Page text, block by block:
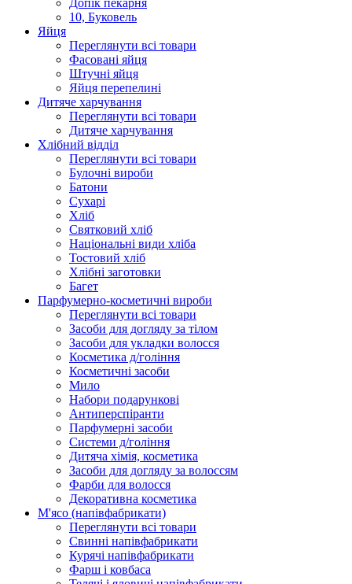
Допік пекарня
10, Буковель
Яйця
Переглянути всі товари
Фасовані яйця
Штучні яйця
Яйця перепелині
Дитяче харчування
Переглянути всі товари
Дитяче харчування
Хлібний відділ
Переглянути всі товари
Булочні вироби
Батони
Сухарі
Хліб
Святковий хліб
Національні види хліба
Тостовий хліб
Хлібні заготовки
Багет
Парфумерно-косметичні вироби
Переглянути всі товари
Засоби для догляду за тілом
Засоби для укладки волосся
Косметика д/гоління
Косметичні засоби
Мило
Набори подарункові
Антиперспіранти
Парфумерні засоби
Системи д/гоління
Дитяча хімія, косметика
Засоби для догляду за волоссям
Фарби для волосся
Декоративна косметика
М'ясо (напiвфабрикати)
Переглянути всі товари
Свиннi напiвфабрикати
Курячi напiвфабрикати
Фарш i ковбаса